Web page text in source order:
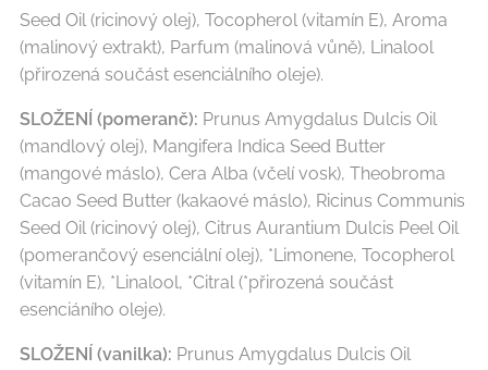
Seed Oil (ricinový olej), Tocopherol (vitamín E), Aroma
(malinový extrakt), Parfum (malinová vůně), Linalool
(přirozená součást esenciálního oleje).
SLOŽENÍ (pomeranč): Prunus Amygdalus Dulcis Oil
(mandlový olej), Mangifera Indica Seed Butter
(mangové máslo), Cera Alba (včelí vosk), Theobroma
Cacao Seed Butter (kakaové máslo), Ricinus Communis
Seed Oil (ricinový olej), Citrus Aurantium Dulcis Peel Oil
(pomerančový esenciální olej), *Limonene, Tocopherol
(vitamín E), *Linalool, *Citral (*přirozená součást
esenciáního oleje).
SLOŽENÍ (vanilka): Prunus Amygdalus Dulcis Oil